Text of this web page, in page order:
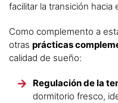
facilitar la transición hacia
Como complemento a
otras prácticas
calidad de sueño:
Regulación de la
dormitorio fresco,